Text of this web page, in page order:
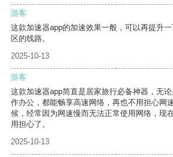
游客
这款加速器app的加速效果一般，可以再提升
区的线路。
2025-10-13
游客
这款加速器app简直是居家旅行必备神器，无
作办公，都能畅享高速网络，再也不用担心网
候，经常因为网速慢而无法正常使用网络，现
用担心了。
2025-10-13